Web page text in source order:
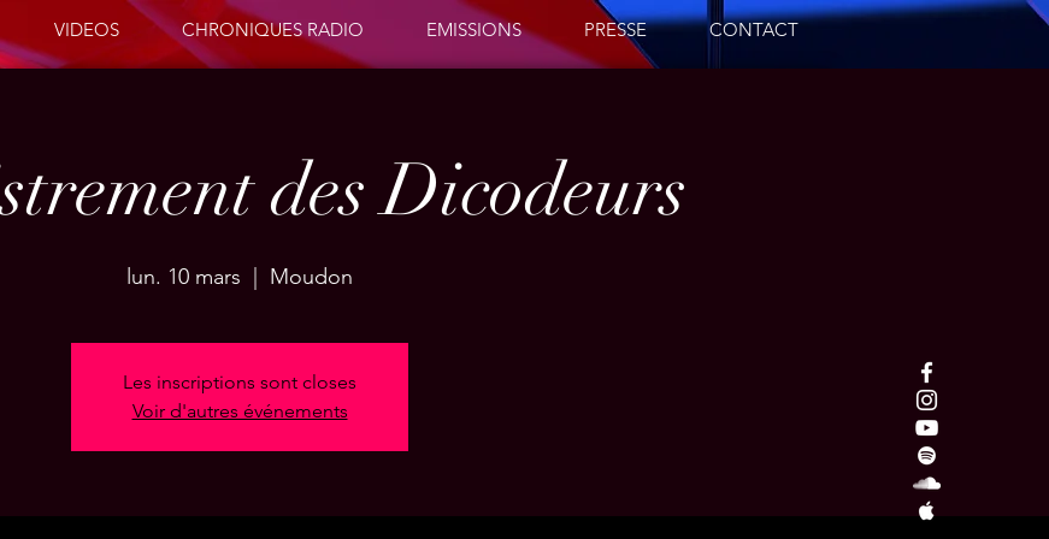
VIDEOS CHRONIQUES RADIO EMISSIONS PRESSE CONTACT
des Dicodeurs
lun. 10 mars Moudon
Les inscriptions sont closes
Voir d'autres événements